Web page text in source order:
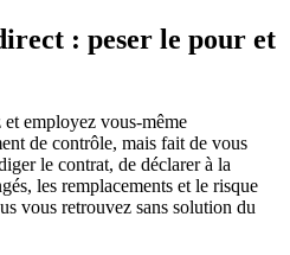
: peser le pour et
et employez vous-même
de contrôle, mais fait de vous
le contrat, de déclarer à la
les remplacements et le risque
vous retrouvez sans solution du